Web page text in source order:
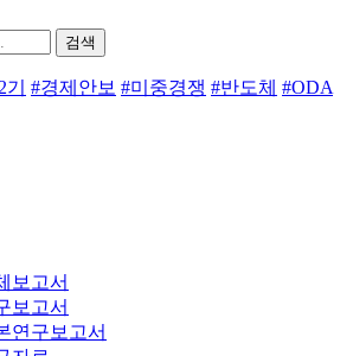
검색
#경제안보 #미중경쟁 #반도체 #ODA
보고서
보고서
연구보고서